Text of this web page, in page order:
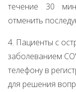
течение 30
отменить
4. Пациенты с
заболеванием
телефону в
для решения